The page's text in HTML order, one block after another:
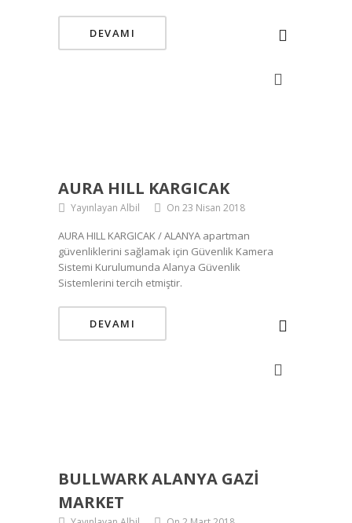
DEVAMI
AURA HILL KARGICAK
Yayınlayan Albil On 23 Nisan 2018
AURA HILL KARGICAK / ALANYA apartman
güvenliklerini sağlamak için Güvenlik Kamera
Sistemi Kurulumunda Alanya Güvenlik
Sistemlerini tercih etmiştir.
DEVAMI
BULLWARK ALANYA GAZI
MARKET